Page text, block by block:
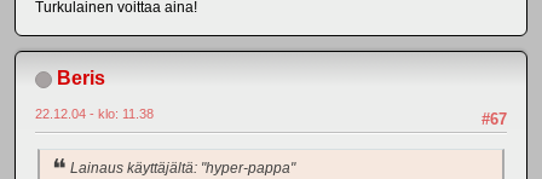
Turkulainen voittaa aina!
Beris
#67
22.12.04 - klo: 11.38
Lainaus käyttäjältä: "hyper-pappa"